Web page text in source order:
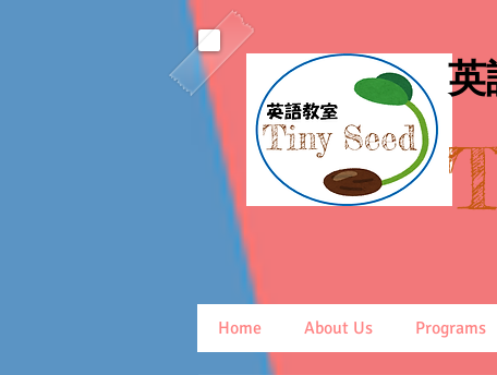
Home About Us Programs